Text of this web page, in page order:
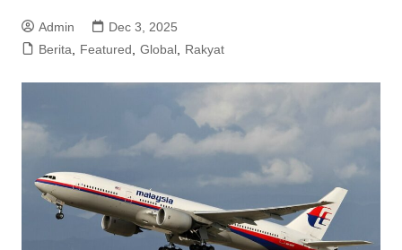
Admin
Dec 3, 2025
Berita, Featured, Global, Rakyat